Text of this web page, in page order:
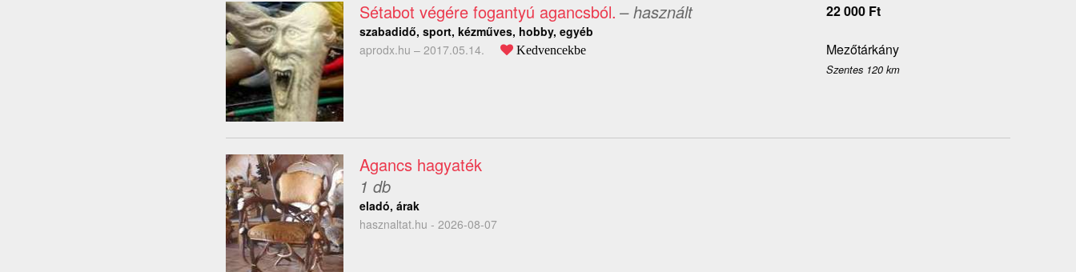
Sétabot végére fogantyú agancsból. – használt
szabadidő, sport, kézműves, hobby, egyéb
aprodx.hu – 2017.05.14. Kedvencekbe
22 000 Ft
Mezőtárkány
Szentes 120 km
Agancs hagyaték
1 db
eladó, árak
hasznaltat.hu - 2026-08-07